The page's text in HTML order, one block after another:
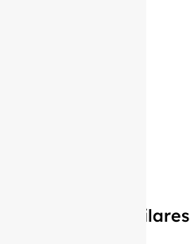
Productos similares